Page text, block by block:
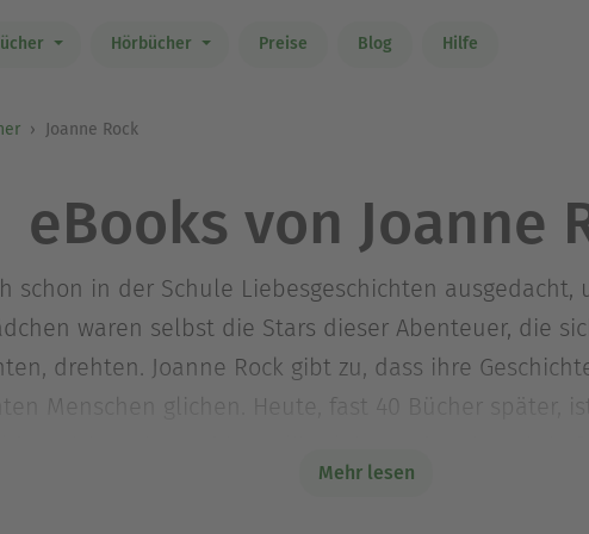
Hörbücher Preise Blog Hilfe
Joanne Rock
eBooks von Joanne
schon in der Schule Liebesgeschichten
waren selbst die Stars dieser Abenteuer, die
drehten. Joanne Rock gibt zu, dass ihre
Menschen glichen. Heute, fast 40 Bücher später,
können. Die Autorin schreibt zeitgenössische sexy
Mehr lesen